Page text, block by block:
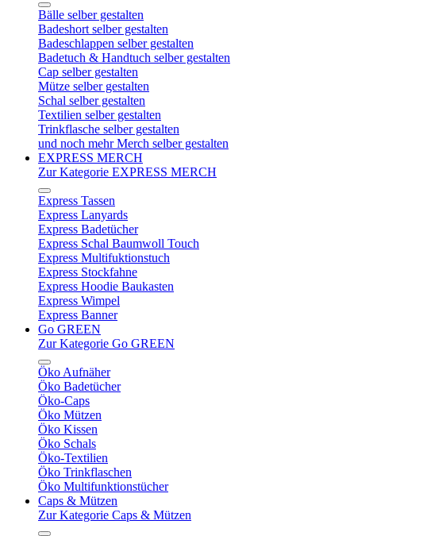
Bälle selber gestalten
Badeshort selber gestalten
Badeschlappen selber gestalten
Badetuch & Handtuch selber gestalten
Cap selber gestalten
Mütze selber gestalten
Schal selber gestalten
Textilien selber gestalten
Trinkflasche selber gestalten
und noch mehr Merch selber gestalten
EXPRESS MERCH
Zur Kategorie EXPRESS MERCH
Express Tassen
Express Lanyards
Express Badetücher
Express Schal Baumwoll Touch
Express Multifuktionstuch
Express Stockfahne
Express Hoodie Baukasten
Express Wimpel
Express Banner
Go GREEN
Zur Kategorie Go GREEN
Öko Aufnäher
Öko Badetücher
Öko-Caps
Öko Mützen
Öko Kissen
Öko Schals
Öko-Textilien
Öko Trinkflaschen
Öko Multifunktionstücher
Caps & Mützen
Zur Kategorie Caps & Mützen